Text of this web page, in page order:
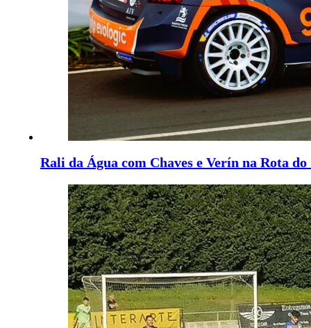
Rali da Água com Chaves e Verín na Rota